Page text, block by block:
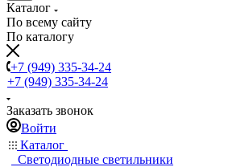
Каталог
По всему сайту
По каталогу
+7 (949) 335-34-24
+7 (949) 335-34-24
Заказать звонок
Войти
Каталог
Светодиодные светильники